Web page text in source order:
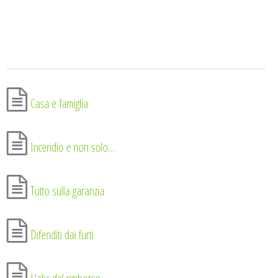
Casa e famiglia
Incendio e non solo…
Tutto sulla garanzia
Difenditi dai furti